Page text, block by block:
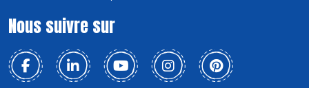
Nous suivre sur